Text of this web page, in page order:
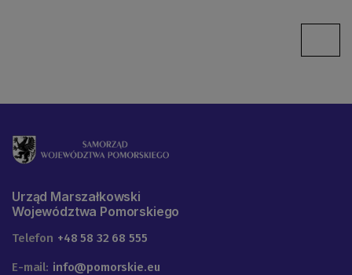
Urząd Marszałkowski
Województwa Pomorskiego
Telefon +48 58 32 68 555
E-mail: info@pomorskie.eu